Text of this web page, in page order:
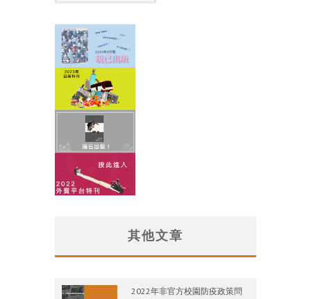
其他文章
2022年非官方校園防疫政策問